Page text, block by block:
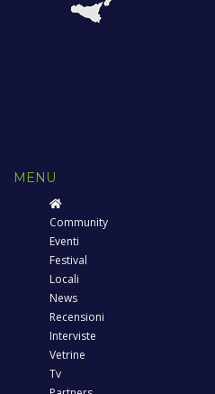
MENU
Community
Eventi
Festival
Locali
News
Recensioni
Interviste
Vetrine
Tv